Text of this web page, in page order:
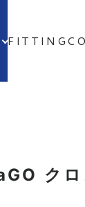
FITTING
クロ